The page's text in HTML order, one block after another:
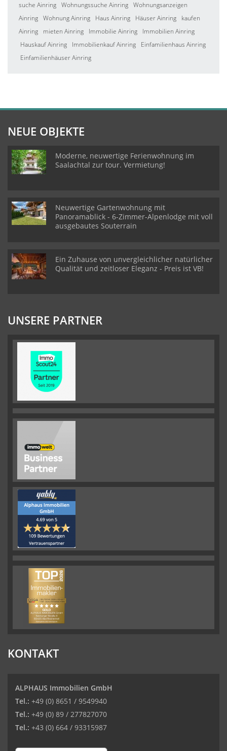
suche Ainring Wohnungssuche Ainring Wohnungsanzeigen
Ainring Wohnung Ainring Haus Ainring Häuser Ainring
kaufen
Ainring
mieten Ainring Immobilie Ainring
Immobilien Ainring
Hauskauf Ainring
Immobilienkauf Ainring
Einfamilienhaus Ainring
Einfamilienhäuser Ainring
NEUE OBJEKTE
Moderne, neuwertige Ferienwohnung im
Saalachtal zur tour. Vermietung!
Neuwertige Gartenwohnung mit
Panoramablick - 6-Zimmer-Alpenlodge mit voll
ausgebautes Souterrain
Ein Zuhause von unvergleichlicher natürlicher
Qualität und zeitloser Eleganz - Preis ist VB!
UNSERE PARTNER
KONTAKT
ALPHAUS Immobilien GmbH
Tel.: +49 (0) 8651 / 9549940
Tel.: +49 (0) 89 / 277827070
Tel.: +43 (0) 664 / 93315987